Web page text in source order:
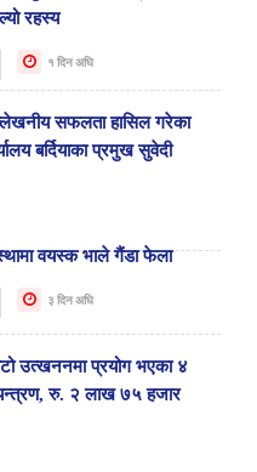
रहस्य
१ दिन अघि
सफलता हासिल गरेका
बर्दियाका प्रमुख सुवेदी
वयस्क भाले गैंडा फेला
३ दिन अघि
उत्खननमा प्रयोग भएका ४
रु. २ लाख ७५ हजार